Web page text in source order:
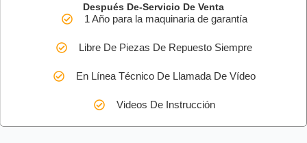
Después De-Servicio De Venta
1 Año para la maquinaria de garantía
Libre De Piezas De Repuesto Siempre
En Línea Técnico De Llamada De Vídeo
Videos De Instrucción